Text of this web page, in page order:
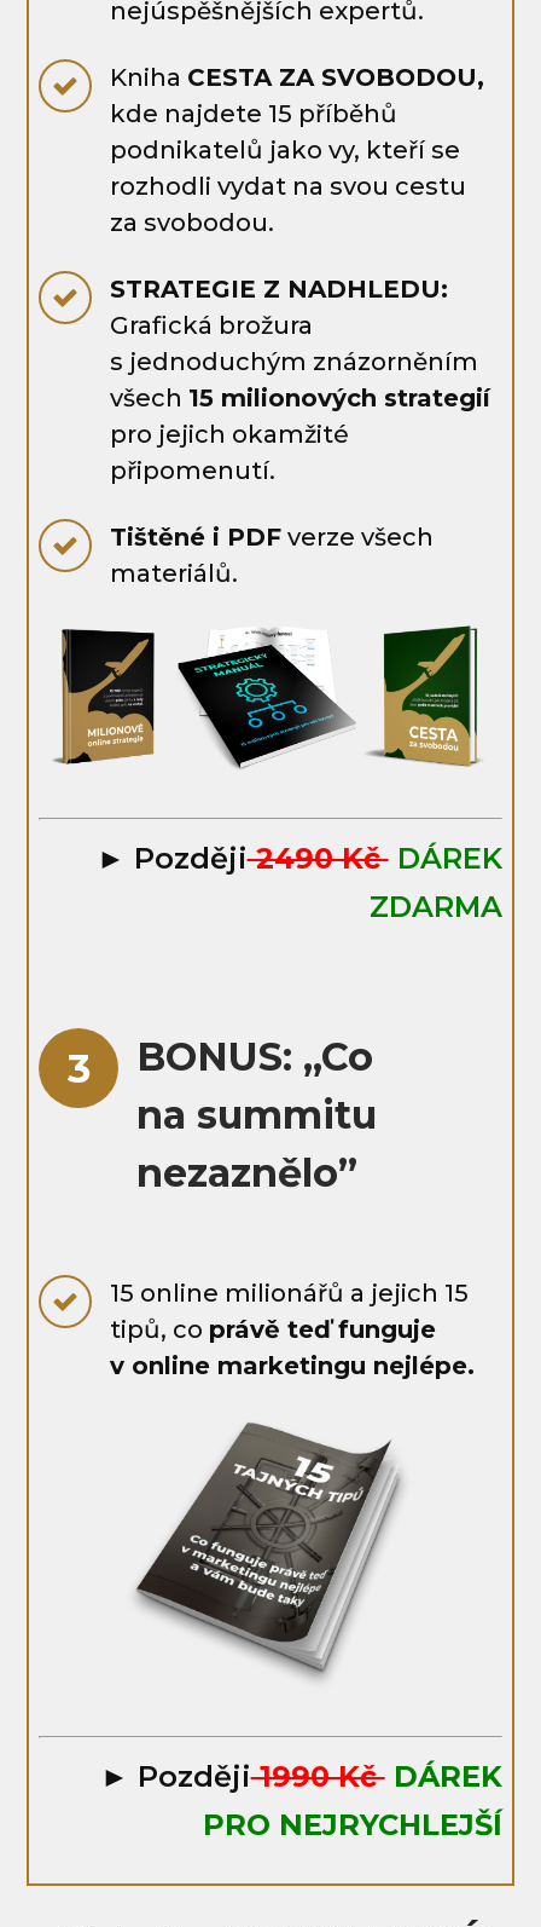
nejúspěšnějších expertů.
Kniha CESTA ZA SVOBODOU,
kde najdete 15 příběhů
podnikatelů jako vy, kteří se
rozhodli vydat na svou cestu
za svobodou.
STRATEGIE Z NADHLEDU:
Grafická brožura
s jednoduchým znázorněním
všech 15 milionových strategií
pro jejich okamžité
připomenutí.
Tištěné i PDF verze všech
materiálů.
► Později2490 KčDÁREK
ZDARMA
3
BONUS: „Co
na summitu
nezaznělo”
15 online milionářů a jejich 15
tipů, co právě teď funguje
v online marketingu nejlépe.
► Později1990 Kč DÁREK
PRO NEJRYCHLEJŠÍ